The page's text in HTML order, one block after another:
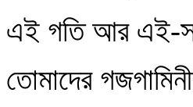
এই গতি আর এই-
তোমাদের